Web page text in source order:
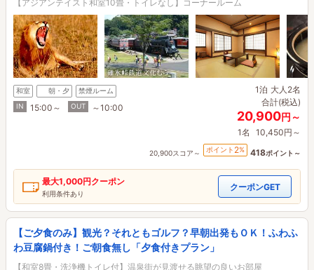
【アジアンテイスト和室10畳・トイレなし】コーナールーム
和室 朝・夕
禁煙ルーム
IN
15:00～ OUT ～10:00
1泊 大人2名
合計(税込)
20,900円～
1名 10,450円～
20,900スコア～ ポイント 2% 418ポイント～
最大1,000円クーポン
利用条件あり
クーポンGET
【ご夕食のみ】観光？それともゴルフ？早朝出発もＯＫ！ふわふ
わ豆腐鍋付き！ご朝食無し「夕食付きプラン」
【和室8畳・洗浄機トイレ付】温泉街が見渡せる眺望の良いお部屋